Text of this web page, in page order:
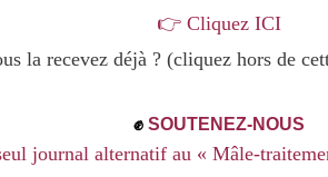
👉 Cliquez ICI
la recevez déjà ? (cliquez hors de
✊ SOUTENEZ-NOUS
journal alternatif au « Mâle-